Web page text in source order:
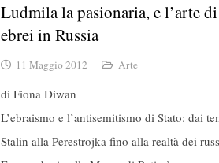
Ludmila la pasionaria, e l’arte di
ebrei in Russia
11 Maggio 2012 Arte
di Fiona Diwan
L’ebraismo e l’antisemitismo di Stato: dai
Stalin alla Perestrojka fino alla realtà dei